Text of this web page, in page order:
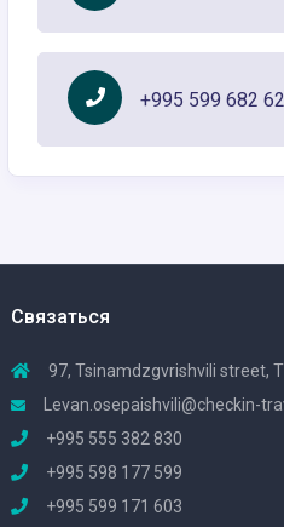
+995 599 682
Связаться
97, Tsinamdzgvrishvili street,
Levan.osepaishvili@checkin-
+995 555 382 830
+995 598 177 599
+995 599 171 603